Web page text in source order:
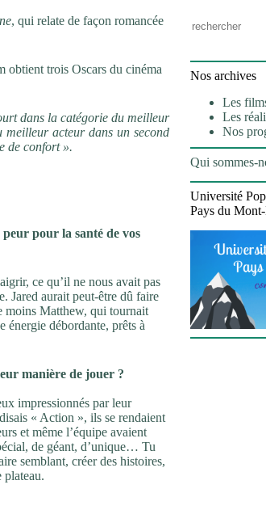
, qui relate de façon romancée
obtient trois Oscars du cinéma
dans la catégorie du meilleur
acteur dans un second
de confort ».
pour la santé de vos
ce qu’il ne nous avait pas
Jared aurait peut-être dû faire
moins Matthew, qui tournait
énergie débordante, prêts à
manière de jouer ?
impressionnés par leur
« Action », ils se rendaient
et même l’équipe avaient
de géant, d’unique… Tu
semblant, créer des histoires,
plateau.
Nos archives
Les
Les
Nos
Qui sommes-
Université
Pays du